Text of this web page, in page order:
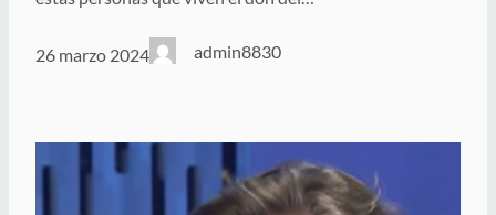
26 marzo 2024 admin8830